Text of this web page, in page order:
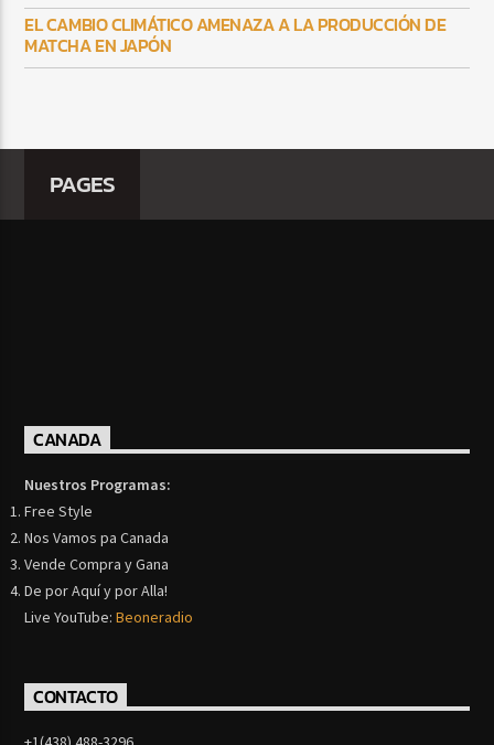
EL CAMBIO CLIMÁTICO AMENAZA A LA PRODUCCIÓN DE
MATCHA EN JAPÓN
PAGES
CANADA
Nuestros Programas:
Free Style
Nos Vamos pa Canada
Vende Compra y Gana
De por Aquí y por Alla!
Live YouTube:Beoneradio
CONTACTO